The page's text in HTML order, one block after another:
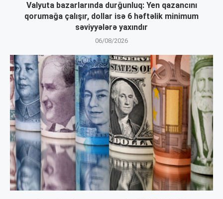
Valyuta bazarlarında durğunluq: Yen qazancını
qorumağa çalışır, dollar isə 6 həftəlik minimum
səviyyələrə yaxındır
06/08/2026